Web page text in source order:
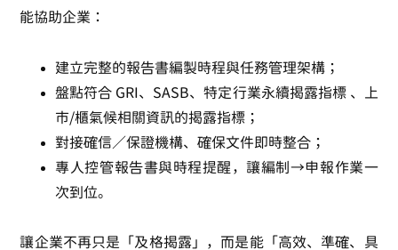
能協助企業：
建立完整的報告書編製時程與任務管理架構；
盤點符合 GRI、SASB、特定行業永續揭露指標 、上
市/櫃氣候相關資訊的揭露指標；
對接確信／保證機構、確保文件即時整合；
專人控管報告書與時程提醒，讓編制→申報作業一
次到位。
讓企業不再只是「及格揭露」，而是能「高效、準確、具